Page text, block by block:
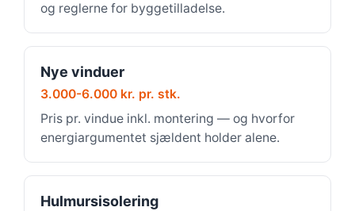
og reglerne for byggetilladelse.
Nye vinduer
3.000-6.000 kr. pr. stk.
Pris pr. vindue inkl. montering — og hvorfor
energiargumentet sjældent holder alene.
Hulmursisolering